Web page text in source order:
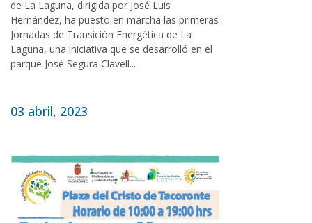
de La Laguna, dirigida por José Luis
Hernández, ha puesto en marcha las primeras
Jornadas de Transición Energética de La
Laguna, una iniciativa que se desarrolló en el
parque José Segura Clavell...
03 abril, 2023